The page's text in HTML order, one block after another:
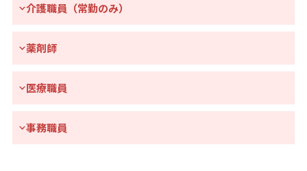
介護職員（常勤のみ）
薬剤師
医療職員
事務職員